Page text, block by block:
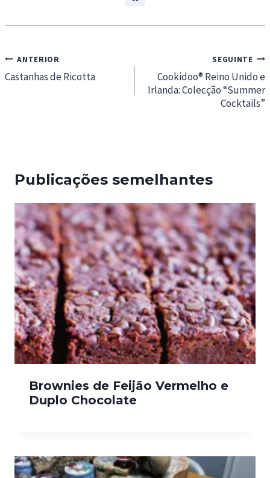
Navegação
de
ANTERIOR
Castanhas de Ricotta
SEGUINTE
Cookidoo® Reino Unido e
Irlanda: Colecção “Summer
Cocktails”
Publicações semelhantes
Brownies de Feijão Vermelho e
Duplo Chocolate